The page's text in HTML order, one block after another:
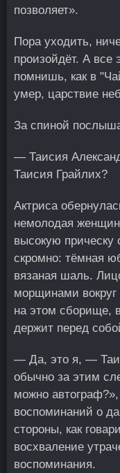
позволяет».
Пора уходить,
произойдёт. А все
помнишь, как в
умер, царствие
За спиной
— Таисия
Таисия Грайлих?
Актриса
немолодая
высокую
скромно: тёмная
вязаная шаль.
морщинами вокруг
на этом сборище,
держит перед
— Да, это я, —
обычно за этим
можно
воспоминаний о
стороны, как
восхваление
воспоминания.